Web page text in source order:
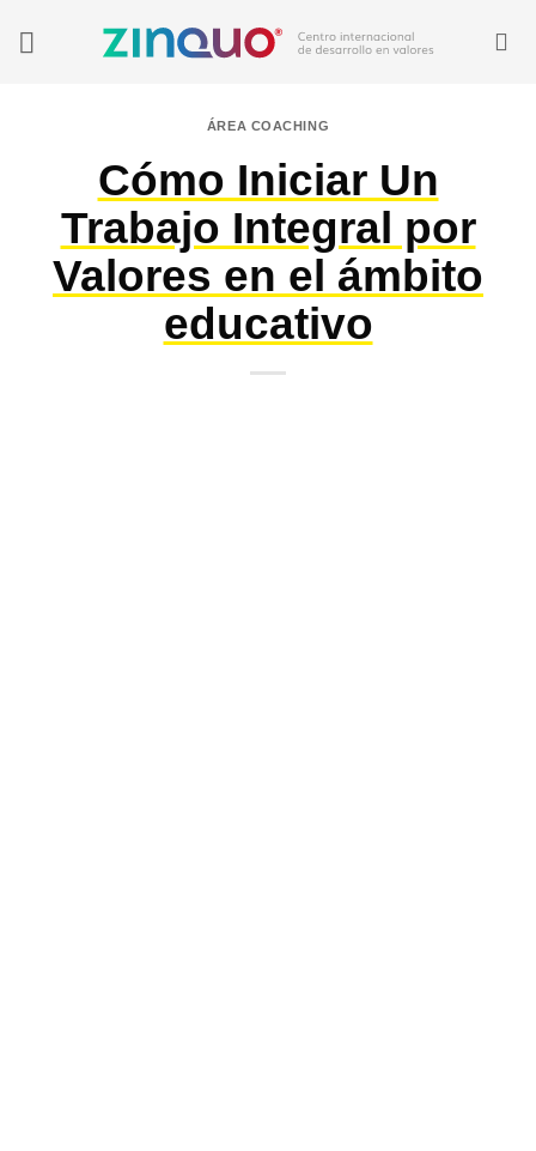
ÁREA COACHING
Cómo Iniciar Un
Trabajo Integral por
Valores en el ámbito
educativo